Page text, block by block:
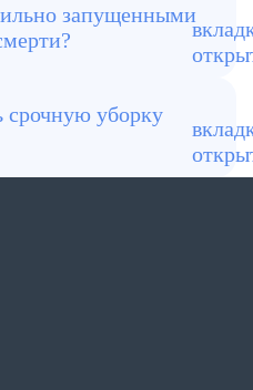
запущенными
смерти
длительное
срочную уборку
обращения
районам